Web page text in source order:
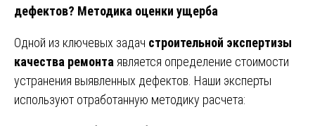
дефектов? Методика оценки ущерба
Одной из ключевых задач строительной экспертизы
качества ремонта является определение стоимости
устранения выявленных дефектов. Наши эксперты
используют отработанную методику расчета: